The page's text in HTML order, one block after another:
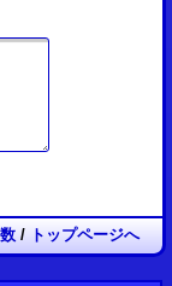
/ トップページへ